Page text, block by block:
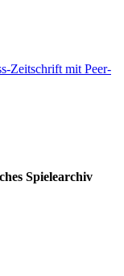
Zeitschrift mit Peer-
Spielearchiv